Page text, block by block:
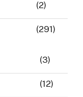
(2)
(291)
(3)
(12)